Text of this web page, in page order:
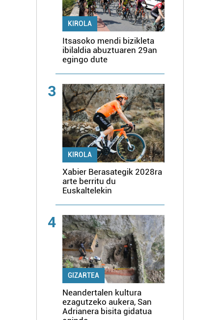
KIROLA
Itsasoko mendi bizikleta
ibilaldia abuztuaren 29an
egingo dute
3
KIROLA
Xabier Berasategik 2028ra
arte berritu du
Euskaltelekin
4
GIZARTEA
Neandertalen kultura
ezagutzeko aukera, San
Adrianera bisita gidatua